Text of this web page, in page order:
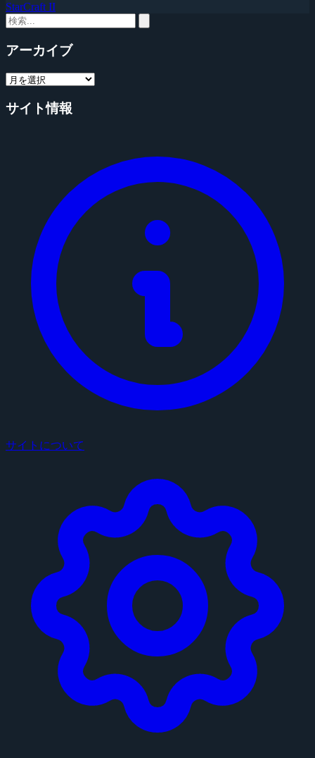
StarCraft II
アーカイブ
サイト情報
サイトについて